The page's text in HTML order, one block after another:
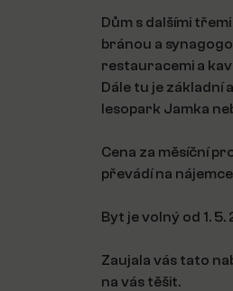
Dům s dalšími
bránou a
restauracemi a
Dále tu je základní
lesopark Jamka
Cena za měsíční
převádí na
Byt je volný od 1. 5.
Zaujala vás tato
na vás těšit.